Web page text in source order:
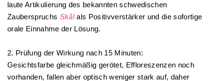
laute Artikulierung des bekannten schwedischen
Zauberspruchs Skålals Positivverstärker und die sofortige
orale Einnahme der Lösung.
2. Prüfung der Wirkung nach 15 Minuten:
Gesichtsfarbe gleichmäßig gerötet, Effloreszenzen noch
vorhanden, fallen aber optisch weniger stark auf, daher